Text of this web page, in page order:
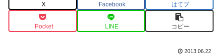
X Facebook はてブ
Pocket LINE コピー
2013.06.22